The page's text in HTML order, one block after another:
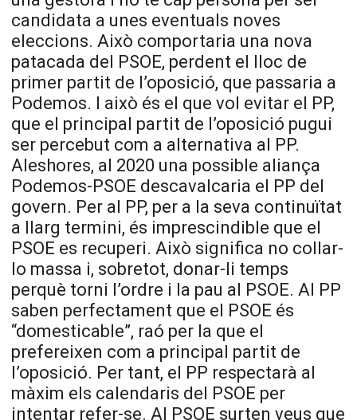
candidata a unes eventuals noves
eleccions. Això comportaria una nova
patacada del PSOE, perdent el lloc de
primer partit de l’oposició, que passaria a
Podemos. I això és el que vol evitar el PP,
que el principal partit de l’oposició pugui
ser percebut com a alternativa al PP.
Aleshores, al 2020 una possible aliança
Podemos-PSOE descavalcaria el PP del
govern. Per al PP, per a la seva continuïtat
a llarg termini, és imprescindible que el
PSOE es recuperi. Això significa no collar-
lo massa i, sobretot, donar-li temps
perquè torni l’ordre i la pau al PSOE. Al PP
saben perfectament que el PSOE és
“domesticable”, raó per la que el
prefereixen com a principal partit de
l’oposició. Per tant, el PP respectarà al
màxim els calendaris del PSOE per
intentar refer-se. Al PSOE surten veus que